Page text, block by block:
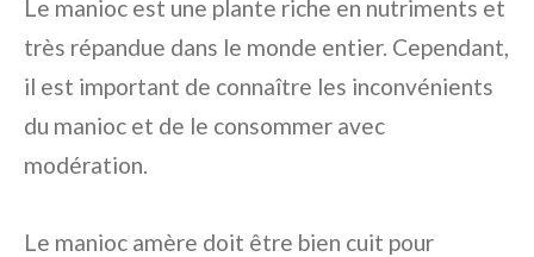
Le manioc est une plante riche en nutriments et
très répandue dans le monde entier. Cependant,
il est important de connaître les inconvénients
du manioc et de le consommer avec
modération.
Le manioc amère doit être bien cuit pour